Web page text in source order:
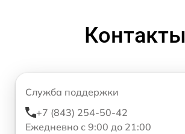
Контакты
Служба поддержки
+7 (843) 254-50-42
Ежедневно с 9:00 до 21:00